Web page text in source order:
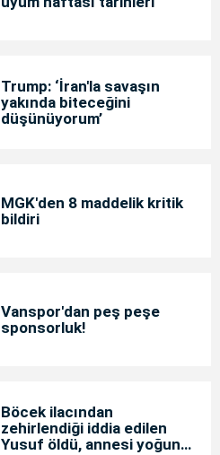
Trump: ‘İran'la savaşın
yakında biteceğini
düşünüyorum’
MGK'den 8 maddelik kritik
bildiri
Vanspor'dan peş peşe
sponsorluk!
Böcek ilacından
zehirlendiği iddia edilen
Yusuf öldü, annesi yoğun